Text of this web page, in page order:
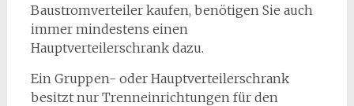
Baustromverteiler kaufen, benötigen Sie auch
immer mindestens einen
Hauptverteilerschrank dazu.
Ein Gruppen- oder Hauptverteilerschrank
besitzt nur Trenneinrichtungen für den